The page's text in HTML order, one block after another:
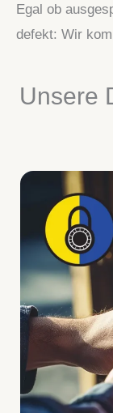
Egal ob
defekt: Wir
Unsere